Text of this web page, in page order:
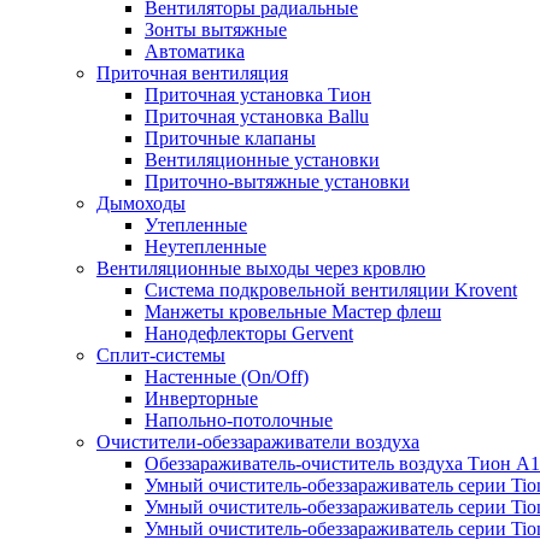
Вентиляторы радиальные
Зонты вытяжные
Автоматика
Приточная вентиляция
Приточная установка Тион
Приточная установка Ballu
Приточные клапаны
Вентиляционные установки
Приточно-вытяжные установки
Дымоходы
Утепленные
Неутепленные
Вентиляционные выходы через кровлю
Система подкровельной вентиляции Krovent
Манжеты кровельные Мастер флеш
Нанодефлекторы Gervent
Сплит-системы
Настенные (On/Off)
Инверторные
Напольно-потолочные
Очистители-обеззараживатели воздуха
Обеззараживатель-очиститель воздуха Тион
Умный очиститель-обеззараживатель серии
Умный очиститель-обеззараживатель серии
Умный очиститель-обеззараживатель серии